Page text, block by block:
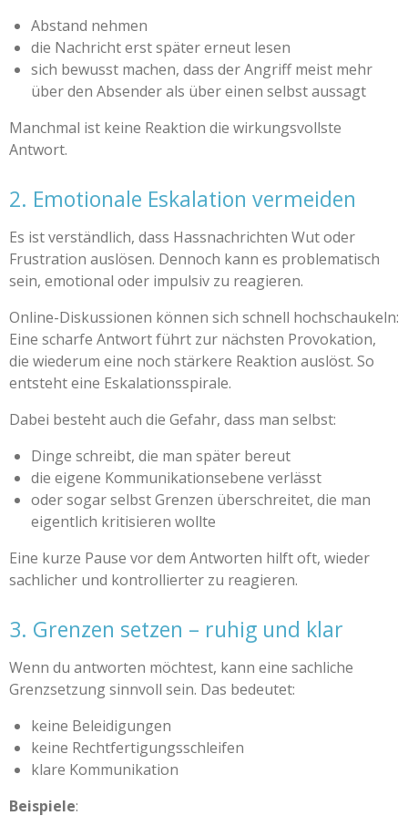
Abstand nehmen
die Nachricht erst später erneut lesen
sich bewusst machen, dass der Angriff meist mehr
über den Absender als über einen selbst aussagt
Manchmal ist keine Reaktion die wirkungsvollste
Antwort.
2. Emotionale Eskalation vermeiden
Es ist verständlich, dass Hassnachrichten Wut oder
Frustration auslösen. Dennoch kann es problematisch
sein, emotional oder impulsiv zu reagieren.
Online-Diskussionen können sich schnell hochschaukeln:
Eine scharfe Antwort führt zur nächsten Provokation,
die wiederum eine noch stärkere Reaktion auslöst. So
entsteht eine Eskalationsspirale.
Dabei besteht auch die Gefahr, dass man selbst:
Dinge schreibt, die man später bereut
die eigene Kommunikationsebene verlässt
oder sogar selbst Grenzen überschreitet, die man
eigentlich kritisieren wollte
Eine kurze Pause vor dem Antworten hilft oft, wieder
sachlicher und kontrollierter zu reagieren.
3. Grenzen setzen – ruhig und klar
Wenn du antworten möchtest, kann eine sachliche
Grenzsetzung sinnvoll sein. Das bedeutet:
keine Beleidigungen
keine Rechtfertigungsschleifen
klare Kommunikation
Beispiele: